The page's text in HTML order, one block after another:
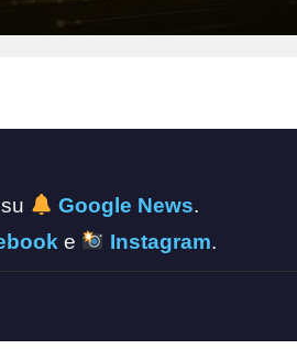
Google News.
e Instagram.